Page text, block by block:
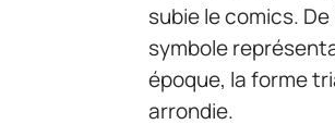
subie le comics.
symbole
époque, la forme
arrondie.